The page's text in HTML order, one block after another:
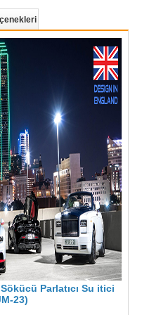
Parlatıcı Su itici
23)